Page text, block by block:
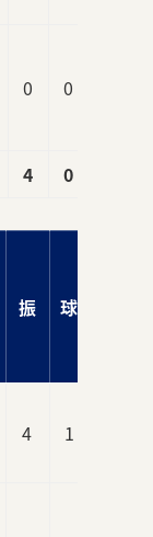
0 0
4 0
振 球
4 1